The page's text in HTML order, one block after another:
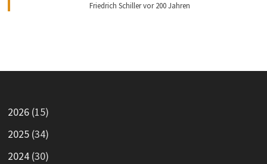
Friedrich Schiller vor 200 Jahren
2026(15)
2025(34)
2024(30)